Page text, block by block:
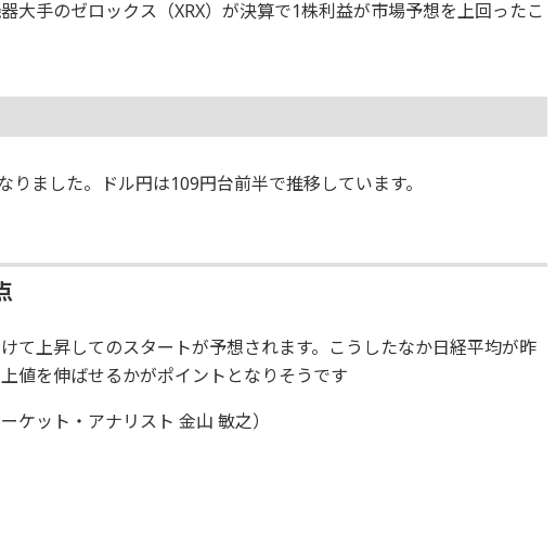
大手のゼロックス（XRX）が決算で1株利益が市場予想を上回ったこ
りました。ドル円は109円台前半で推移しています。
て上昇してのスタートが予想されます。こうしたなか日経平均が昨
値を伸ばせるかがポイントとなりそうです
ケット・アナリスト 金山 敏之）